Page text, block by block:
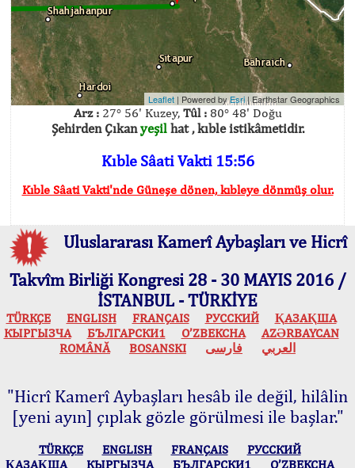
Leaflet | Powered byEsri|Earthstar Geographics
Arz :27° 56' Kuzey, Tûl :80° 48' Doğu
Şehirden Çıkanyeşilhat , kıble istikâmetidir.
Kıble Sâati Vakti 15:56
Kıble Sâati Vakti'nde Güneşe dönen, kıbleye dönmüş olur.
Uluslararası Kamerî Aybaşları ve Hicrî
Takvîm Birliği Kongresi 28 - 30 MAYIS 2016 /
İSTANBUL - TÜRKİYE
TÜRKÇE ENGLISH FRANÇAIS РУССКИЙ
ҚАЗАҚША
КЫPГЫЗЧA
БЪЛГАРСКИ1 O’ZBEKCHA
AZӘRBAYCAN
ROMÂNĂ
BOSANSKI العربي فارسی
"Hicrî Kamerî Aybaşları hesâb ile değil, hilâlin
[yeni ayın] çıplak gözle görülmesi ile başlar."
TÜRKÇE ENGLISH FRANÇAIS
РУССКИЙ
ҚАЗАҚША
КЫPГЫЗЧA БЪЛГАРСКИ1 O’ZBEKCHA